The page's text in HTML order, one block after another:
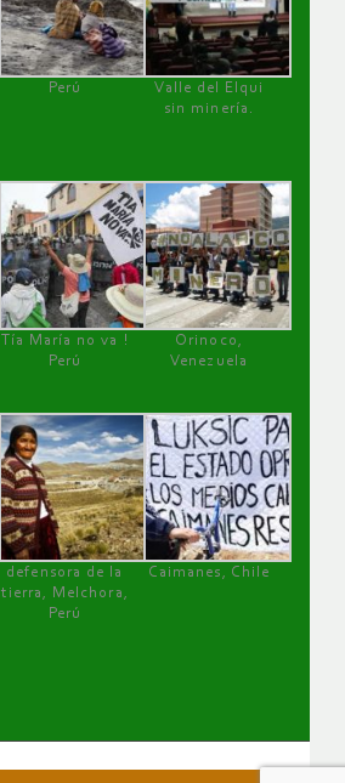
Perú
Valle del Elqui
sin minería.
Tía María no va !
Perú
Orinoco,
Venezuela
defensora de la
tierra, Melchora,
Perú
Caimanes, Chile